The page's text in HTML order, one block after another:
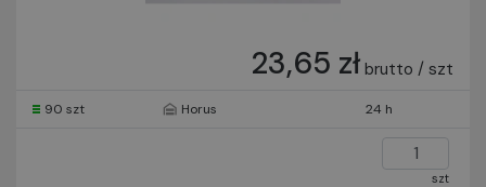
23,65 zł brutto / szt
90 szt Horus 24 h
szt